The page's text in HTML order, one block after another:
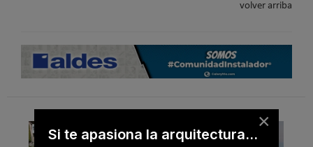
volver arriba
×
Si te apasiona la arquitectura...